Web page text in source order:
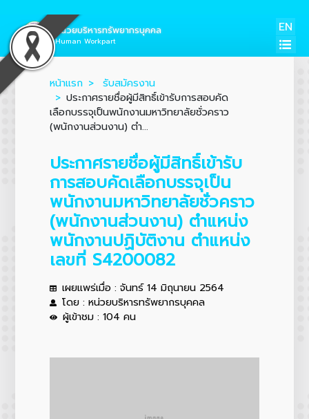
หน่วยบริหารทรัพยากรบุคคล
Human Workpart
EN
หน้าแรก
รับสมัครงาน
ประกาศรายชื่อผู้มีสิทธิ์เข้ารับการสอบคัด
เลือกบรรจุเป็นพนักงานมหาวิทยาลัยชั่วคราว
(พนักงานส่วนงาน) ตำ...
ประกาศรายชื่อผู้มีสิทธิ์เข้ารับ
การสอบคัดเลือกบรรจุเป็น
พนักงานมหาวิทยาลัยชั่วคราว
(พนักงานส่วนงาน) ตำแหน่ง
พนักงานปฏิบัติงาน ตำแหน่ง
เลขที่ S4200082
เผยแพร่เมื่อ : จันทร์ 14 มิถุนายน 2564
โดย : หน่วยบริหารทรัพยากรบุคคล
ผู้เข้าชม : 104 คน